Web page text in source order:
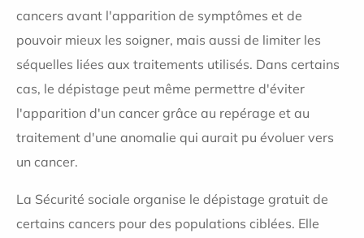
cancers avant l'apparition de symptômes et de
pouvoir mieux les soigner, mais aussi de limiter les
séquelles liées aux traitements utilisés. Dans certains
cas, le dépistage peut même permettre d'éviter
l'apparition d'un cancer grâce au repérage et au
traitement d'une anomalie qui aurait pu évoluer vers
un cancer.
La Sécurité sociale organise le dépistage gratuit de
certains cancers pour des populations ciblées. Elle